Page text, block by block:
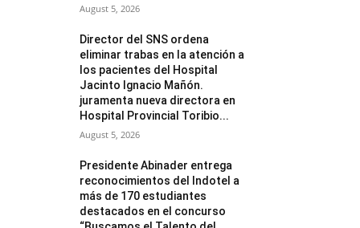
August 5, 2026
Director del SNS ordena
eliminar trabas en la atención a
los pacientes del Hospital
Jacinto Ignacio Mañón.
juramenta nueva directora en
Hospital Provincial Toribio...
August 5, 2026
Presidente Abinader entrega
reconocimientos del Indotel a
más de 170 estudiantes
destacados en el concurso